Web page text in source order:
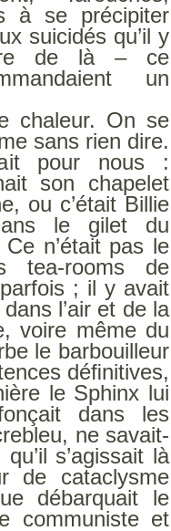
à se précipiter
suicidés qu’il y
de là – ce
un
chaleur. On se
sans rien dire.
pour nous :
son chapelet
ou c’était Billie
le gilet du
n’était pas le
tea-rooms de
; il y avait
l’air et de la
voire même du
le barbouilleur
déﬁnitives,
le Sphinx lui
dans les
ne savait-
s’agissait là
de cataclysme
débarquait le
communiste et